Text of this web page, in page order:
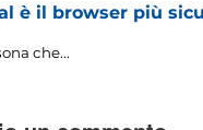
è il browser più
che...